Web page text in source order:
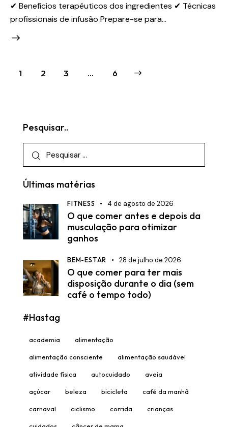
✔ Benefícios terapêuticos dos ingredientes ✔ Técnicas
profissionais de infusão Prepare-se para…
Paginação
Page
1 Page
2 Page
3 … Page
6
>
Pesquisar..
Pesquisar
por:
Últimas matérias
FITNESS 4 de agosto de 2026
O que comer antes e depois da
musculação para otimizar
ganhos
BEM-ESTAR 28 de julho de 2026
O que comer para ter mais
disposição durante o dia (sem
café o tempo todo)
#Hastag
academia alimentação
alimentação consciente alimentação saudável
atividade física autocuidado aveia
açúcar beleza bicicleta café da manhã
carnaval ciclismo corrida crianças